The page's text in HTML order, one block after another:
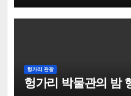
헝가리 관광
헝가리 박물관의 밤